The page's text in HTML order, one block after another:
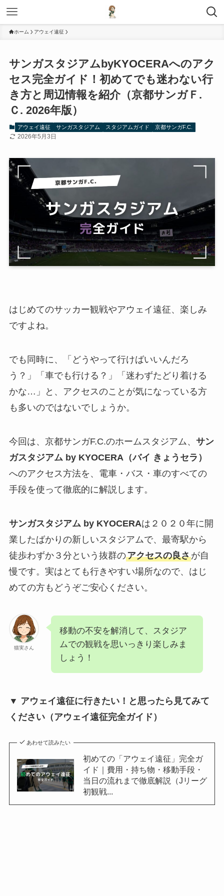
ホーム アウェイ遠征
サンガスタジアムbyKYOCERAへのアク
セス完全ガイド！初めてでも迷わない行
き方と周辺情報を紹介（京都サンガＦ.
Ｃ. 2026年版）
アウェイ遠征 サンガスタジアム スタジアムガイド 京都サンガF.C.
2026年5月3日
はじめてのサッカー観戦やアウェイ遠征、楽しみ
ですよね。
でも同時に、「どうやって行けばいいんだろ
う？」「車でも行ける？」「迷わずたどり着ける
かな…」と、アクセスのことが気になっている方
も多いのではないでしょうか。
今回は、京都サンガF.C.のホームスタジアム、 サン
ガスタジアム by KYOCERA（バイ きょうセラ）
へのアクセス方法を、電車・バス・車のすべての
手段を使って徹底的に解説します。
サンガスタジアム by KYOCERAは２０２０年に開
業したばかりの新しいスタジアムで、最寄駅から
徒歩わずか３分という抜群のアクセスの良さが自
慢です。実はとても行きやすい場所なので、はじ
めての方もどうぞご安心ください。
猫実さん
移動の不安を解消して、スタジア
ムでの観戦を思いっきり楽しみま
しょう！
▼ アウェイ遠征に行きたい！と思ったら見てみて
ください（アウェイ遠征完全ガイド）
あわせて読みたい
初めての「アウェイ遠征」完全ガ
イド｜費用・持ち物・移動手段・
当日の流れまで徹底解説（Jリーグ
初観戦...